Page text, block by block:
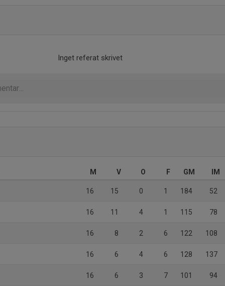
Inget referat skrivet
M V O F GM IM
16 15 0 1 184 52
16 11 4 1 115 78
16 8 2 6 122 108
16 6 4 6 128 137
16 6 3 7 101 94